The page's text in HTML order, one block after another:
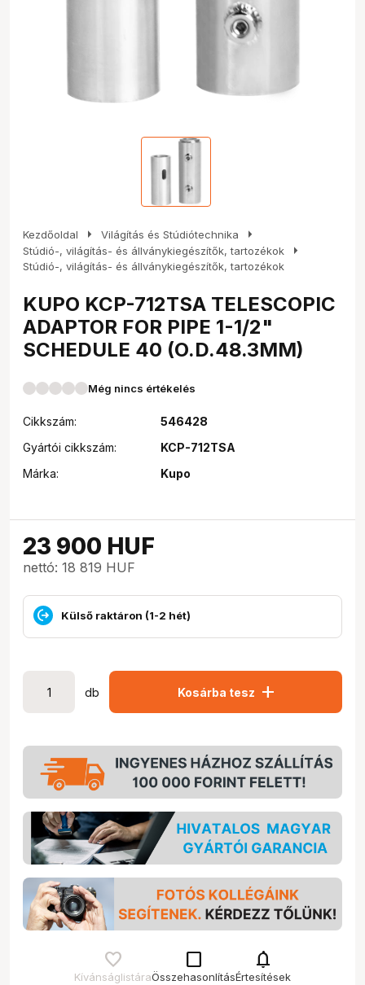
Kezdőoldal arrow_right Világítás és Stúdiótechnika arrow_right
Stúdió-, világítás- és állványkiegészítők, tartozékok arrow_right
Stúdió-, világítás- és állványkiegészítők, tartozékok
KUPO KCP-712TSA TELESCOPIC
ADAPTOR FOR PIPE 1-1/2"
SCHEDULE 40 (O.D.48.3MM)
Még nincs értékelés
Cikkszám:
546428
Gyártói cikkszám:
KCP-712TSA
Márka:
Kupo
23 900 HUF
nettó: 18 819 HUF
Külső raktáron (1-2 hét)
db Kosárba tesz add
Kívánságlistára
check_box_outline_blank
Összehasonlítás
notifications
Értesítések